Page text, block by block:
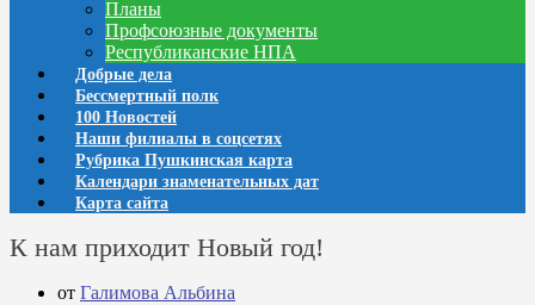
Планы
Профсоюзные документы
Республиканские НПА
Добрые дела
Бессмертный полк
100 Новостей
Наши филиалы в соцсетях
Рубрика Пушкинская карта
Календари знаменательных дат
Карта сайта
К нам приходит Новый год!
от Галимова Альбина